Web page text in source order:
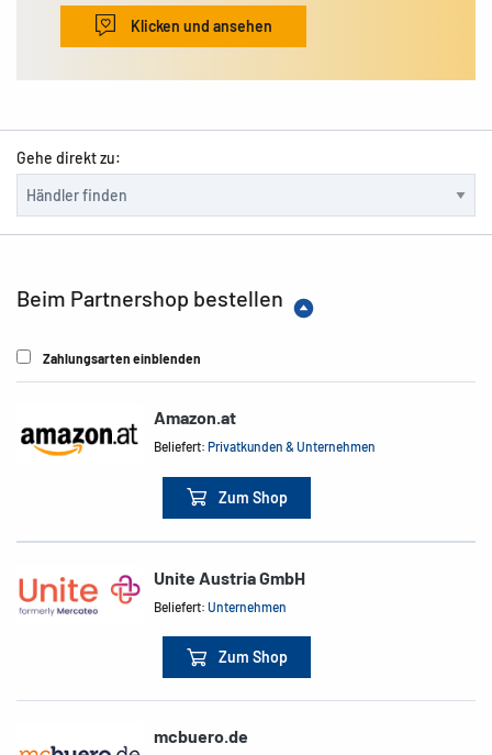
Klicken und ansehen
Gehe direkt zu:
Beim Partnershop bestellen
Zahlungsarten einblenden
Amazon.at
Beliefert:Privatkunden & Unternehmen
Zum Shop
Unite Austria GmbH
Beliefert:Unternehmen
Zum Shop
mcbuero.de